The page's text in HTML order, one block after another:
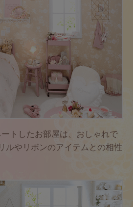
トしたお部屋は、おしゃれで
ルやリボンのアイテムとの相性